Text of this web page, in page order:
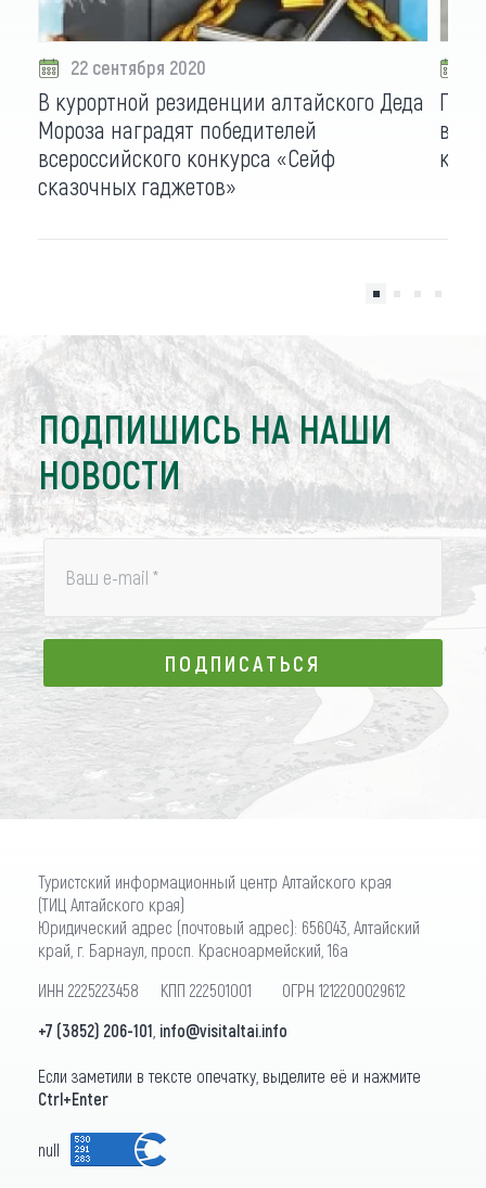
22 сентября 2020
В курортной резиденции алтайского Деда
Мороза наградят победителей
всероссийского конкурса «Сейф
сказочных гаджетов»
ПОДПИШИСЬ НА НАШИ
НОВОСТИ
Ваш e-mail *
ПОДПИСАТЬСЯ
ПОДПИСАТЬСЯ
Туристский информационный центр Алтайского края
(ТИЦ Алтайского края)
Юридический адрес (почтовый адрес): 656043, Алтайский
край, г. Барнаул, просп. Красноармейский, 16а
ИНН 2225223458 КПП 222501001 ОГРН 1212200029612
+7 (3852) 206-101 info@visitaltai.info
Если заметили в тексте опечатку, выделите её и нажмите
Ctrl+Enter
null